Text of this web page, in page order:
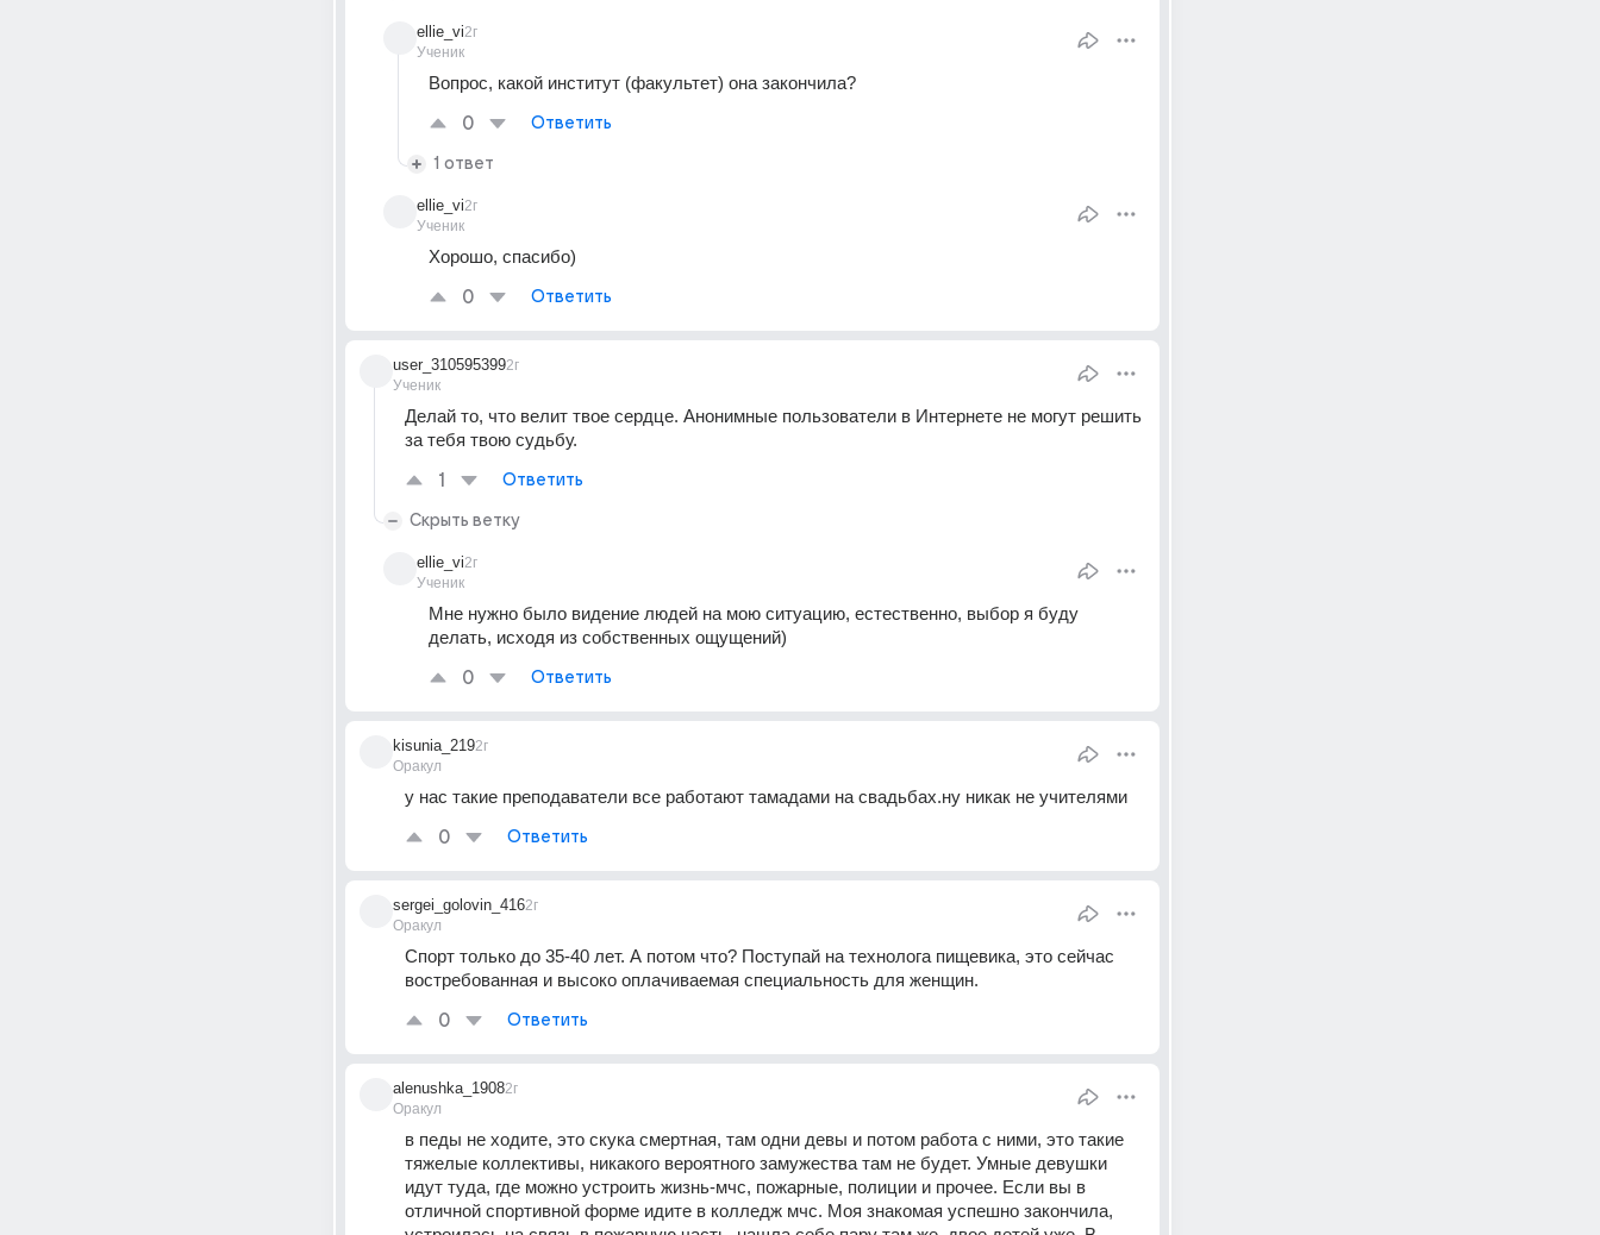
ellie_vi
Ученик
2г
Вопрос, какой институт (факультет) она закончила?
0 Ответить
1 ответ
ellie_vi
Ученик
2г
Хорошо, спасибо)
0 Ответить
user_310595399
Ученик
2г
Делай то, что велит твое сердце. Анонимные пользователи в Интернете не могут решить
за тебя твою судьбу.
1 Ответить
Скрыть ветку
ellie_vi
Ученик
2г
Мне нужно было видение людей на мою ситуацию, естественно, выбор я буду
делать, исходя из собственных ощущений)
0 Ответить
kisunia_219
Оракул
2г
у нас такие преподаватели все работают тамадами на свадьбах.ну никак не учителями
0 Ответить
sergei_golovin_416
Оракул
2г
Спорт только до 35-40 лет. А потом что? Поступай на технолога пищевика, это сейчас
востребованная и высоко оплачиваемая специальность для женщин.
0 Ответить
alenushka_1908
Оракул
2г
в педы не ходите, это скука смертная, там одни девы и потом работа с ними, это такие
тяжелые коллективы, никакого вероятного замужества там не будет. Умные девушки
идут туда, где можно устроить жизнь-мчс, пожарные, полиции и прочее. Если вы в
отличной спортивной форме идите в колледж мчс. Моя знакомая успешно закончила,